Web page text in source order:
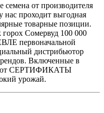
от производителя
нас проходит выгодная
товарные позиции.
Сомервуд 100 000
первоначальной
дистрибьютор
Включенные в
СЕРТИФИКАТЫ
урожай.